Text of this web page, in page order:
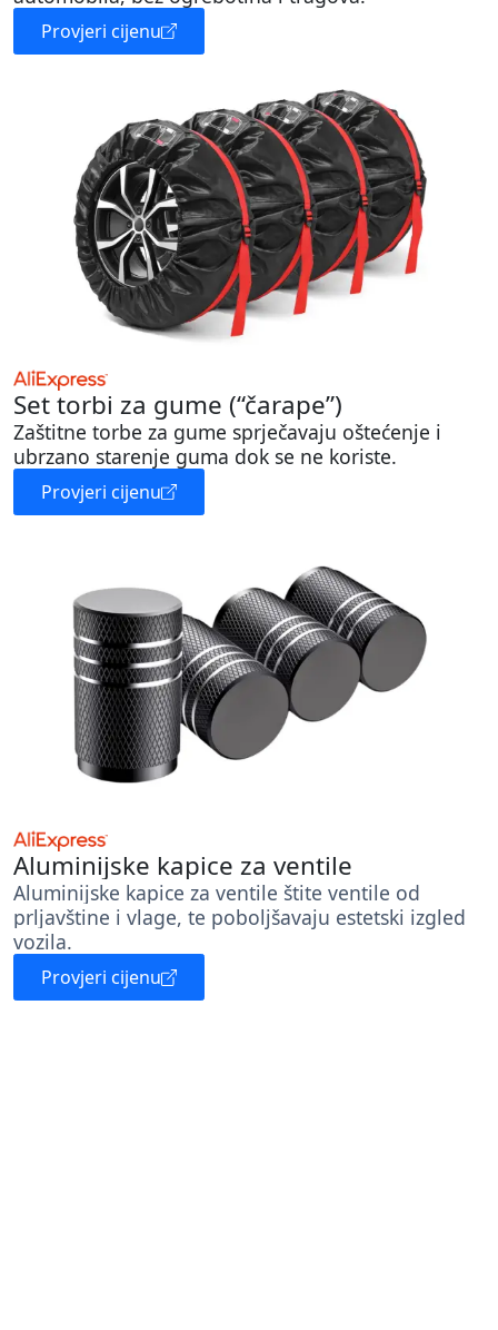
Provjeri cijenu
Set torbi za gume (“čarape”)
Zaštitne torbe za gume sprječavaju oštećenje i
ubrzano starenje guma dok se ne koriste.
Provjeri cijenu
Aluminijske kapice za ventile
Aluminijske kapice za ventile štite ventile od
prljavštine i vlage, te poboljšavaju estetski izgled
vozila.
Provjeri cijenu